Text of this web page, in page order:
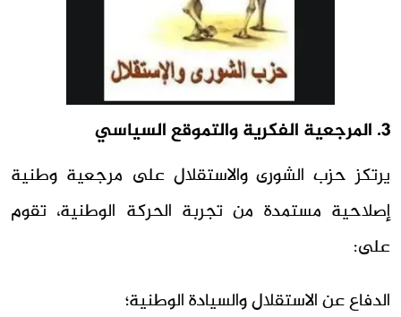
3. المرجعية الفكرية والتموقع السياسي
يرتكز حزب الشورى والاستقلال على مرجعية وطنية
إصلاحية مستمدة من تجربة الحركة الوطنية، تقوم
على:
الدفاع عن الاستقلال والسيادة الوطنية؛